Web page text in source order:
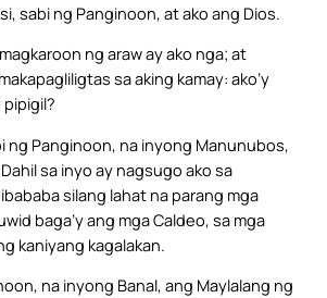
sabi ng Panginoon, at ako ang Dios.
ng araw ay ako nga; at
sa aking kamay: ako’y
ng Panginoon, na inyong Manunubos,
sa inyo ay nagsugo ako sa
silang lahat na parang mga
baga’y ang mga Caldeo, sa mga
kaniyang kagalakan.
na inyong Banal, ang Maylalang ng